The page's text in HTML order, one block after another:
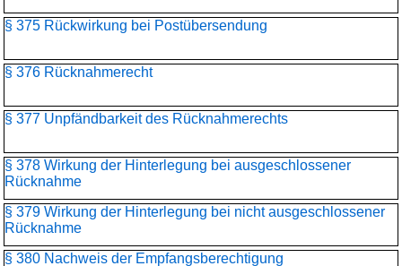
§ 375 Rückwirkung bei Postübersendung
§ 376 Rücknahmerecht
§ 377 Unpfändbarkeit des Rücknahmerechts
§ 378 Wirkung der Hinterlegung bei ausgeschlossener
Rücknahme
§ 379 Wirkung der Hinterlegung bei nicht ausgeschlossener
Rücknahme
§ 380 Nachweis der Empfangsberechtigung